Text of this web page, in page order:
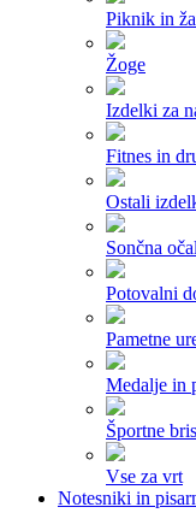
Piknik in
Žoge
Izdelki za
Fitnes in
Ostali
Sončna
Potovalni
Pametne
Medalje in
Športne
Vse za vrt
Notesniki in